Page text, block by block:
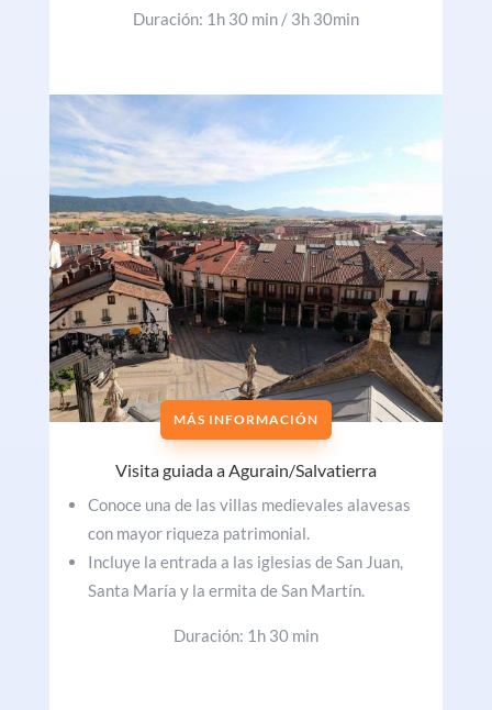
Duración: 1h 30 min / 3h 30min
MÁS INFORMACIÓN
Visita guiada a Agurain/Salvatierra
Conoce una de las villas medievales alavesas
con mayor riqueza patrimonial.
Incluye la entrada a las iglesias de San Juan,
Santa María y la ermita de San Martín.
Duración: 1h 30 min